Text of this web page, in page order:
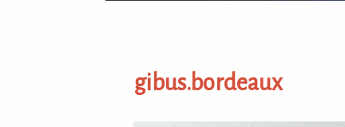
gibus.bordeaux